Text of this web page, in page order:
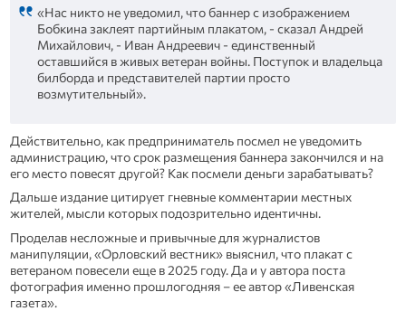
«Нас никто не уведомил, что баннер с изображением
Бобкина заклеят партийным плакатом, - сказал Андрей
Михайлович, - Иван Андреевич - единственный
оставшийся в живых ветеран войны. Поступок и владельца
билборда и представителей партии просто
возмутительный».
Действительно, как предприниматель посмел не уведомить
администрацию, что срок размещения баннера закончился и на
его место повесят другой? Как посмели деньги зарабатывать?
Дальше издание цитирует гневные комментарии местных
жителей, мысли которых подозрительно идентичны.
Проделав несложные и привычные для журналистов
манипуляции, «Орловский вестник» выяснил, что плакат с
ветераном повесели еще в 2025 году. Да и у автора поста
фотография именно прошлогодняя – ее автор «Ливенская
газета».